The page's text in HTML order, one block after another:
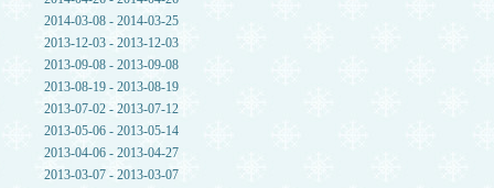
2014-03-08 - 2014-03-25
2013-12-03 - 2013-12-03
2013-09-08 - 2013-09-08
2013-08-19 - 2013-08-19
2013-07-02 - 2013-07-12
2013-05-06 - 2013-05-14
2013-04-06 - 2013-04-27
2013-03-07 - 2013-03-07